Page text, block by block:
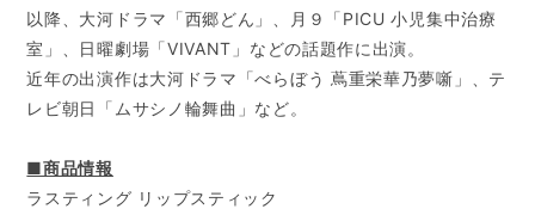
以降、大河ドラマ「西郷どん」、月９「PICU 小児集中治療
室」、日曜劇場「VIVANT」などの話題作に出演。
近年の出演作は大河ドラマ「べらぼう 蔦重栄華乃夢噺」、テ
レビ朝日「ムサシノ輪舞曲」など。
■商品情報
ラスティング リップスティック